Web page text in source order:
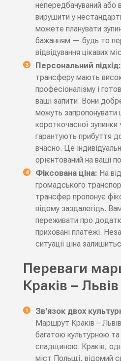
непередбачуваний або
вирушити у
можете планувати
бажанням — будь то
відвідування цікавих
Персональний підхід:
трансферу мають
професіоналізму і
ваші запити. Вони
можуть запропонувати
короткочасної зупинки
гарантують прибуття
вчасно. Це
орієнтований на ваші
Фіксована ціна: На
громадського
трансфер пропонує
відому заздалегідь.
переживати про
приховані платежі.
ситуації ціна
Переваги
Краків – Львів
Зв'язок двох
Маршрут Краків –
багатою культурною
спадщиною. Краків,
міст Польщі, відомий